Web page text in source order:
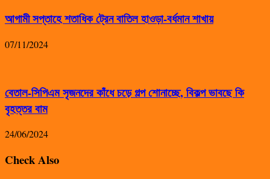
আগামী সপ্তাহে শতাধিক ট্রেন বাতিল হাওড়া-বর্ধমান শাখায়
07/11/2024
বেতাল-সিপিএম সৃজনদের কাঁধে চড়ে গল্প শোনাচ্ছে, বিকল্প ভাবছে কি
বৃহত্তর বাম
24/06/2024
Check Also